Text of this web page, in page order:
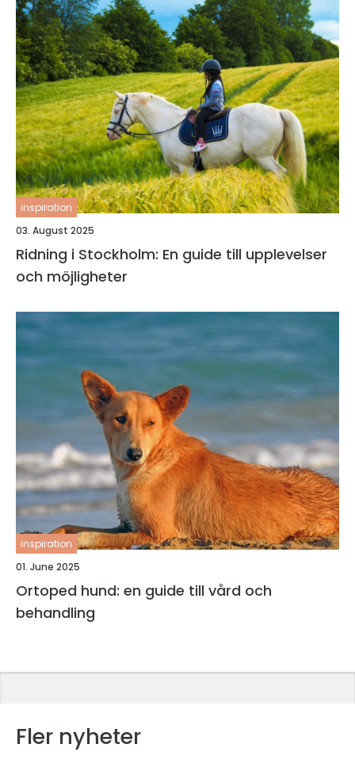
inspiration
03. August 2025
Ridning i Stockholm: En guide till upplevelser
och möjligheter
inspiration
01. June 2025
Ortoped hund: en guide till vård och
behandling
Fler nyheter